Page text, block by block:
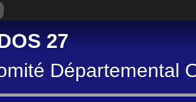
27
Départemental
cookies